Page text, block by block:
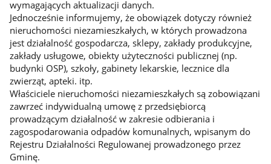
wymagających aktualizacji danych.
Jednocześnie informujemy, że obowiązek dotyczy również
nieruchomości niezamieszkałych, w których prowadzona
jest działalność gospodarcza, sklepy, zakłady produkcyjne,
zakłady usługowe, obiekty użyteczności publicznej (np.
budynki OSP), szkoły, gabinety lekarskie, lecznice dla
zwierząt, apteki. itp.
Właściciele nieruchomości niezamieszkałych są zobowiązani
zawrzeć indywidualną umowę z przedsiębiorcą
prowadzącym działalność w zakresie odbierania i
zagospodarowania odpadów komunalnych, wpisanym do
Rejestru Działalności Regulowanej prowadzonego przez
Gminę.